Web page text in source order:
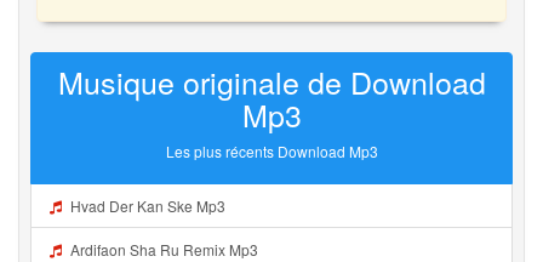
Musique originale de Download
Mp3
Les plus récents Download Mp3
Hvad Der Kan Ske Mp3
Ardifaon Sha Ru Remix Mp3